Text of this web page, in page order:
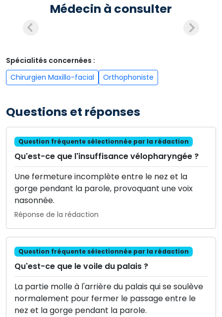
Médecin à consulter
Spécialités concernées :
Chirurgien Maxillo-facial
Orthophoniste
Questions et réponses
Question fréquente sélectionnée par la rédaction
Qu'est-ce que l'insuffisance vélopharyngée ?
Une fermeture incomplète entre le nez et la
gorge pendant la parole, provoquant une voix
nasonnée.
Réponse de la rédaction
Question fréquente sélectionnée par la rédaction
Qu'est-ce que le voile du palais ?
La partie molle à l'arrière du palais qui se soulève
normalement pour fermer le passage entre le
nez et la gorge pendant la parole.